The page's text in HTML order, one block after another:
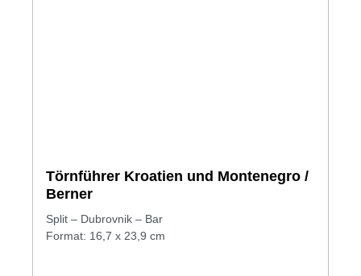
Törnführer Kroatien und Montenegro /
Berner
Split – Dubrovnik – Bar
Format: 16,7 x 23,9 cm